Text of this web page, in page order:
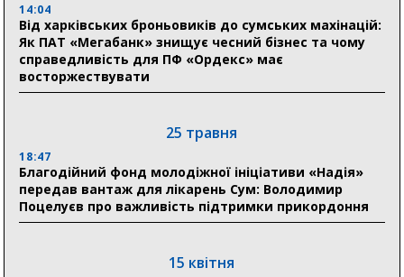
10:52
Кобзар домовляється із Червоним Хрестом про нові
укриття та енергетичну підтримку для Сумської
громади
Понад 8 мільйонів книжок згоріли. Як допомогти
«Ранку» та іншим видавництвам відновитися
04 серпня
20:41
на пенсії, страхові виплати та підтримку
14:04
Від харківських броньовиків до сумських махінацій:
Як ПАТ «Мегабанк» знищує чесний бізнес та чому
справедливість для ПФ «Ордекс» має
восторжествувати
25 травня
18:47
Благодійний фонд молодіжної ініціативи «Надія»
передав вантаж для лікарень Сум: Володимир
Поцелуєв про важливість підтримки прикордоння
15 квітня